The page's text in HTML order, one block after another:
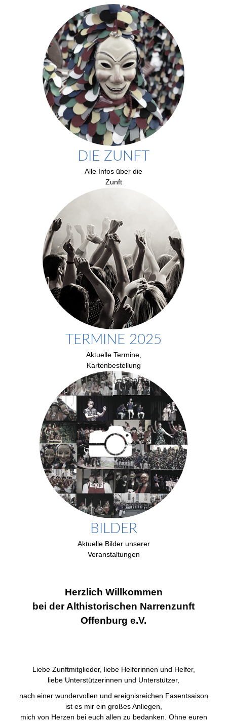
DIE ZUNFT
Alle Infos über die
Zunft
TERMINE 2025
Aktuelle Termine,
Kartenbestellung
BILDER
Aktuelle Bilder unserer
Veranstaltungen
Herzlich Willkommen
bei der Althistorischen Narrenzunft
Offenburg e.V.
Liebe Zunftmitglieder, liebe Helferinnen und Helfer,
liebe Unterstützerinnen und Unterstützer,
nach einer wundervollen und ereignisreichen Fasentsaison
ist es mir ein großes Anliegen,
mich von Herzen bei euch allen zu bedanken. Ohne euren